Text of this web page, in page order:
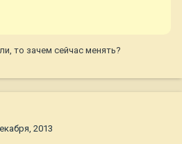
то зачем сейчас менять?
2013